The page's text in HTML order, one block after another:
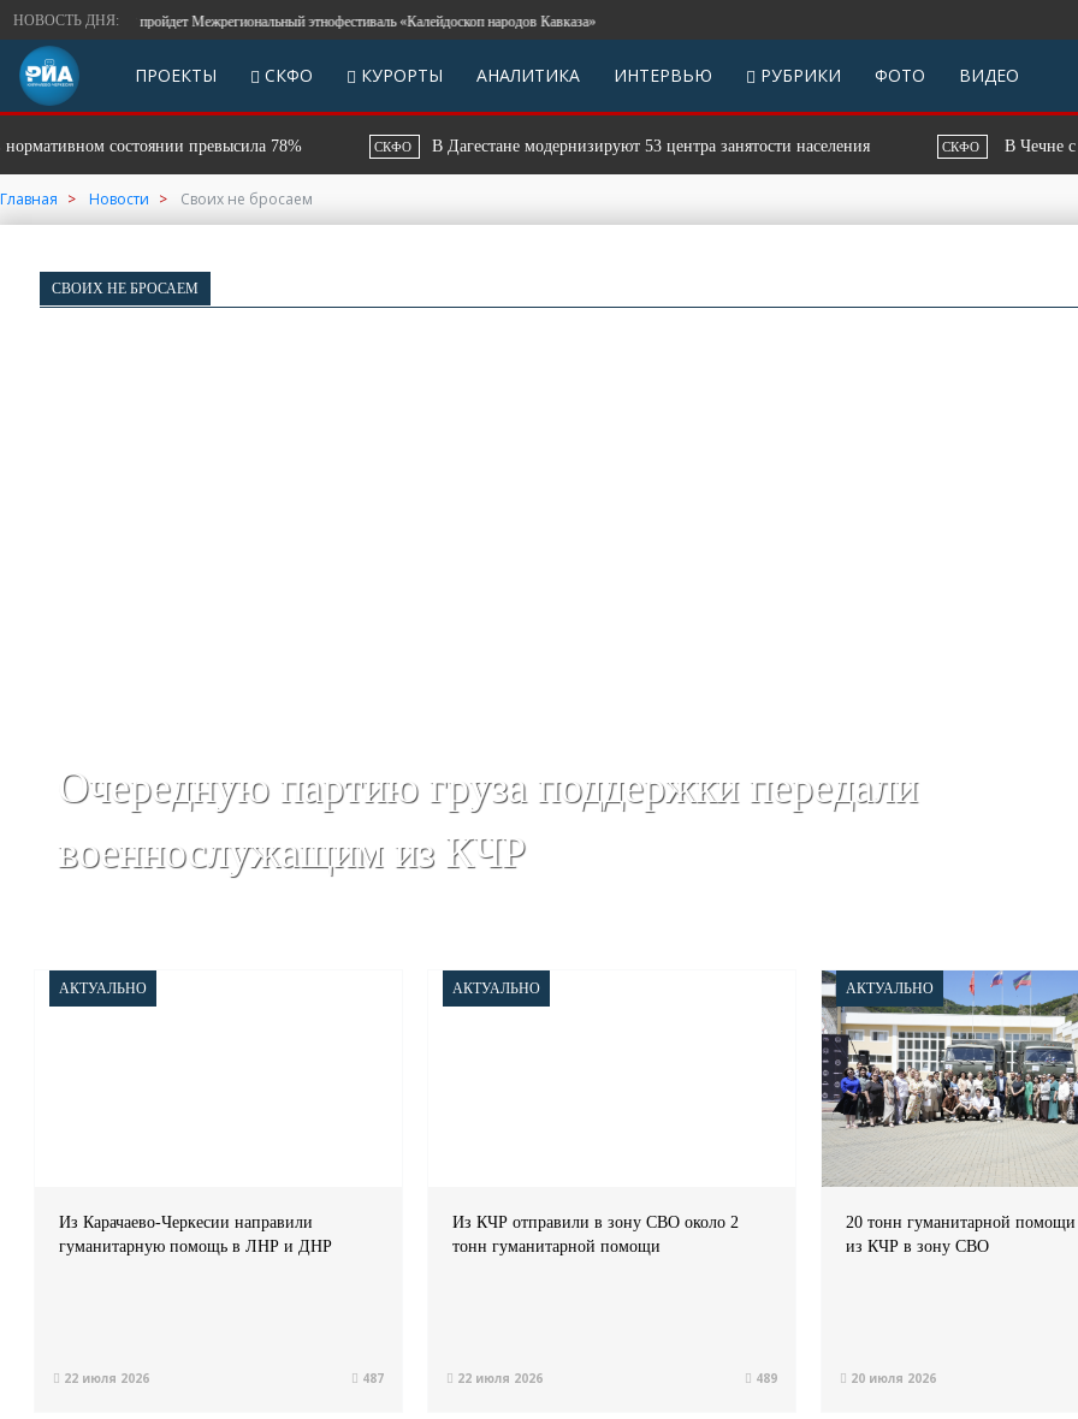
НОВОСТЬ ДНЯ:
столице КЧР пройдет Межрегиональный этнофестиваль «Калейдоскоп народов Кавказа»
ПРОЕКТЫ СКФО КУРОРТЫ АНАЛИТИКА ИНТЕРВЬЮ РУБРИКИ ФОТО ВИДЕО
состоянии превысила 78% В Дагестане модернизируют 53 центра занятости населения В Чечне с начала
Главная Новости Своих не бросаем
СВОИХ НЕ БРОСАЕМ
Очередную партию груза поддержки передали
военнослужащим из КЧР
АКТУАЛЬНО
Из Карачаево-Черкесии направили
гуманитарную помощь в ЛНР и ДНР
22 июля 2026 487
АКТУАЛЬНО
Из КЧР отправили в зону СВО около 2
тонн гуманитарной помощи
22 июля 2026 489
АКТУАЛЬНО
20 тонн гуманитарной помощи
из КЧР в зону СВО
20 июля 2026